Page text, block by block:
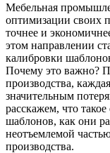
Мебельная
оптимизации своих
точнее и
этом направлении
калибровки
Почему это важно?
производства,
значительным
расскажем, что
шаблонов, как они
неотъемлемой
производства.